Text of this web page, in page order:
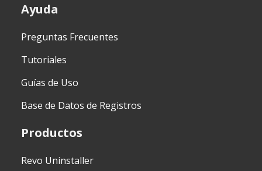
Ayuda
Preguntas Frecuentes
Tutoriales
Guías de Uso
Base de Datos de Registros
Productos
Revo Uninstaller